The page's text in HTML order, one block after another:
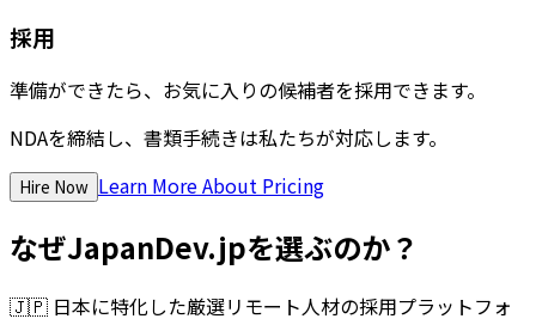
採用
準備ができたら、お気に入りの候補者を採用できます。
NDAを締結し、書類手続きは私たちが対応します。
Hire Now Learn More About Pricing
なぜJapanDev.jpを選ぶのか？
🇯🇵 日本に特化した厳選リモート人材の採用プラットフォ